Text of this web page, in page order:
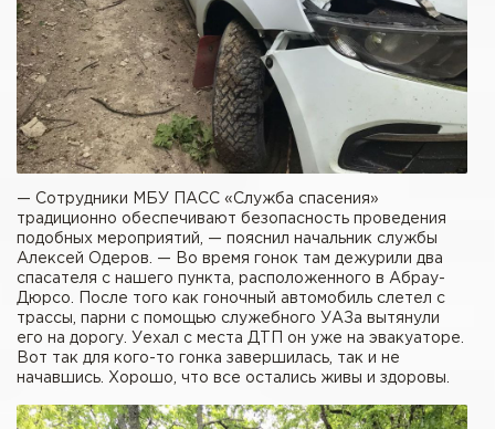
— Сотрудники МБУ ПАСС «Служба спасения»
традиционно обеспечивают безопасность проведения
подобных мероприятий, — пояснил начальник службы
Алексей Одеров. — Во время гонок там дежурили два
спасателя с нашего пункта, расположенного в Абрау-
Дюрсо. После того как гоночный автомобиль слетел с
трассы, парни с помощью служебного УАЗа вытянули
его на дорогу. Уехал с места ДТП он уже на эвакуаторе.
Вот так для кого-то гонка завершилась, так и не
начавшись. Хорошо, что все остались живы и здоровы.